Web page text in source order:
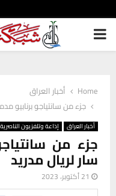
PRIMARY
Home
أخبار العراق
جزء من سانتياجو برنابيو
أخبار العراق إذاعة وتلفزيون الناصرية
جزء من
سار لريال مدريد
21 أكتوبر، 2023